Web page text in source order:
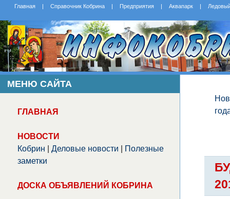
Главная | Справочник Кобрина | Предприятия | Аквапарк |
МЕНЮ САЙТА
ГЛАВНАЯ
НОВОСТИ
Кобрин
Деловые новости
Полезные
заметки
ДОСКА ОБЪЯВЛЕНИЙ КОБРИНА